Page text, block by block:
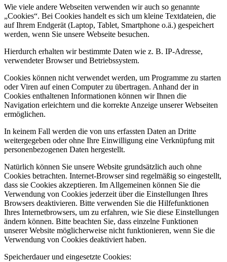
Wie viele andere Webseiten verwenden wir auch so genannte
„Cookies“. Bei Cookies handelt es sich um kleine Textdateien, die
auf Ihrem Endgerät (Laptop, Tablet, Smartphone o.ä.) gespeichert
werden, wenn Sie unsere Webseite besuchen.
Hierdurch erhalten wir bestimmte Daten wie z. B. IP-Adresse,
verwendeter Browser und Betriebssystem.
Cookies können nicht verwendet werden, um Programme zu starten
oder Viren auf einen Computer zu übertragen. Anhand der in
Cookies enthaltenen Informationen können wir Ihnen die
Navigation erleichtern und die korrekte Anzeige unserer Webseiten
ermöglichen.
In keinem Fall werden die von uns erfassten Daten an Dritte
weitergegeben oder ohne Ihre Einwilligung eine Verknüpfung mit
personenbezogenen Daten hergestellt.
Natürlich können Sie unsere Website grundsätzlich auch ohne
Cookies betrachten. Internet-Browser sind regelmäßig so eingestellt,
dass sie Cookies akzeptieren. Im Allgemeinen können Sie die
Verwendung von Cookies jederzeit über die Einstellungen Ihres
Browsers deaktivieren. Bitte verwenden Sie die Hilfefunktionen
Ihres Internetbrowsers, um zu erfahren, wie Sie diese Einstellungen
ändern können. Bitte beachten Sie, dass einzelne Funktionen
unserer Website möglicherweise nicht funktionieren, wenn Sie die
Verwendung von Cookies deaktiviert haben.
Speicherdauer und eingesetzte Cookies: